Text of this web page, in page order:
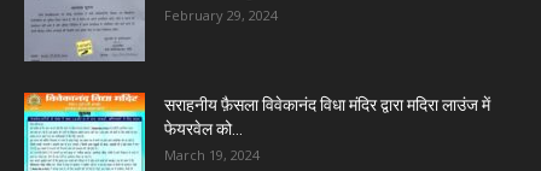
February 29, 2024
सराहनीय फ़ैसला विवेकानंद विधा मंदिर द्वारा मदिरा लाउंज में
फेयरवेल को...
March 19, 2024